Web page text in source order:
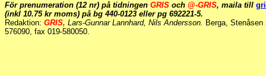
För prenumeration (12 nr) på tidningen GRIS och @-GRIS, maila till
(inkl 10.75 kr moms) på bg 440-0123 eller pg 692221-5.
Redaktion: GRIS, Lars-Gunnar Lannhard, Nils Andersson. Berga, Stenåsen
576090, fax 019-580050.